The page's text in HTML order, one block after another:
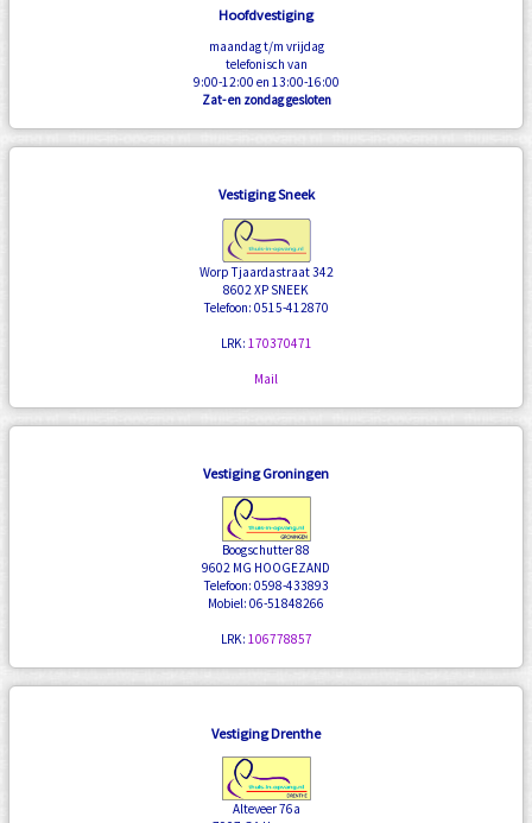
Hoofdvestiging
maandag t/m vrijdag
telefonisch van
9:00-12:00 en 13:00-16:00
Zat- en zondag gesloten
Vestiging Sneek
Worp Tjaardastraat 342
8602 XP SNEEK
Telefoon: 0515-412870
LRK: 170370471
Mail
Vestiging Groningen
Boogschutter 88
9602 MG HOOGEZAND
Telefoon: 0598-433893
Mobiel: 06-51848266
LRK: 106778857
Vestiging Drenthe
Alteveer 76a